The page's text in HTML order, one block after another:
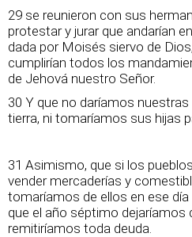
29 se reunieron con sus
protestar y jurar que andarían
dada por Moisés siervo de
cumplirían todos los
de Jehová nuestro Señor.
30 Y que no daríamos
tierra, ni tomaríamos sus hijas
31 Asimismo, que si los
vender mercaderías y
tomaríamos de ellos en ese
que el año séptimo dejaríamos
remitiríamos toda deuda.